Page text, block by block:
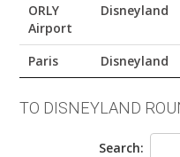
ORLY
Airport
Disneyland
Paris Disneyland
TO DISNEYLAND
Search: